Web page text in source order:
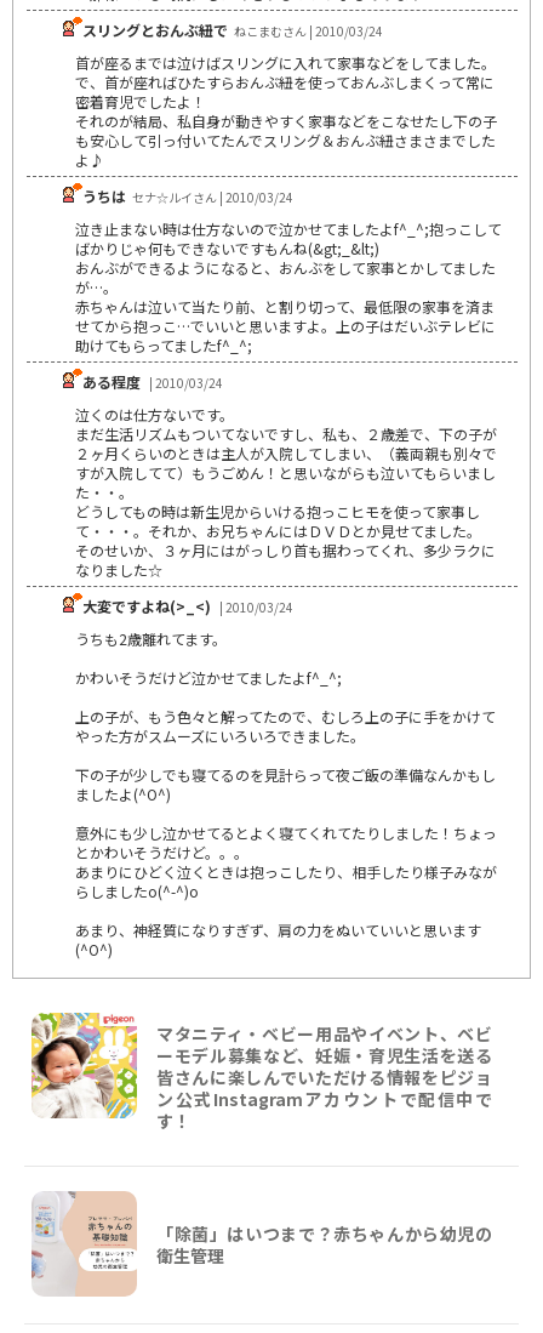
スリングとおんぶ紐で ねこまむさん | 2010/03/24
首が座るまでは泣けばスリングに入れて家事などをしてました。
で、首が座ればひたすらおんぶ紐を使っておんぶしまくって常に
密着育児でしたよ！
それのが結局、私自身が動きやすく家事などをこなせたし下の子
も安心して引っ付いてたんでスリング＆おんぶ紐さまさまでした
よ♪
うちは セナ☆ルイさん | 2010/03/24
泣き止まない時は仕方ないので泣かせてましたよf^_^;抱っこして
ばかりじゃ何もできないですもんね(&gt;_&lt;)
おんぶができるようになると、おんぶをして家事とかしてました
が…。
赤ちゃんは泣いて当たり前、と割り切って、最低限の家事を済ま
せてから抱っこ…でいいと思いますよ。上の子はだいぶテレビに
助けてもらってましたf^_^;
ある程度 | 2010/03/24
泣くのは仕方ないです。
まだ生活リズムもついてないですし、私も、２歳差で、下の子が
２ヶ月くらいのときは主人が入院してしまい、（義両親も別々で
すが入院してて）もうごめん！と思いながらも泣いてもらいまし
た・・。
どうしてもの時は新生児からいける抱っこヒモを使って家事し
て・・・。それか、お兄ちゃんにはＤＶＤとか見せてました。
そのせいか、３ヶ月にはがっしり首も据わってくれ、多少ラクに
なりました☆
大変ですよね(>_<) | 2010/03/24
うちも2歳離れてます。
かわいそうだけど泣かせてましたよf^_^;
上の子が、もう色々と解ってたので、むしろ上の子に手をかけて
やった方がスムーズにいろいろできました。
下の子が少しでも寝てるのを見計らって夜ご飯の準備なんかもし
ましたよ(^O^)
意外にも少し泣かせてるとよく寝てくれてたりしました！ちょっ
とかわいそうだけど。。。
あまりにひどく泣くときは抱っこしたり、相手したり様子みなが
らしましたo(^-^)o
あまり、神経質になりすぎず、肩の力をぬいていいと思います
(^O^)
マタニティ・ベビー用品やイベント、ベビ
ーモデル募集など、妊娠・育児生活を送る
皆さんに楽しんでいただける情報をピジョ
ン公式Instagramアカウントで配信中で
す！
「除菌」はいつまで？赤ちゃんから幼児の
衛生管理